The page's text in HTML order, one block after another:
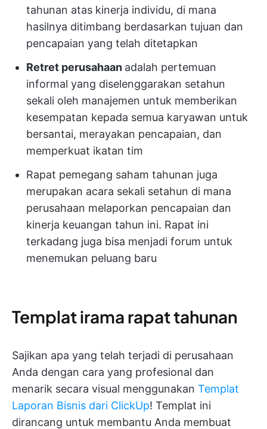
tahunan atas kinerja individu, di mana
hasilnya ditimbang berdasarkan tujuan dan
pencapaian yang telah ditetapkan
Retret perusahaan adalah pertemuan
informal yang diselenggarakan setahun
sekali oleh manajemen untuk memberikan
kesempatan kepada semua karyawan untuk
bersantai, merayakan pencapaian, dan
memperkuat ikatan tim
Rapat pemegang saham tahunan juga
merupakan acara sekali setahun di mana
perusahaan melaporkan pencapaian dan
kinerja keuangan tahun ini. Rapat ini
terkadang juga bisa menjadi forum untuk
menemukan peluang baru
Templat irama rapat tahunan
Sajikan apa yang telah terjadi di perusahaan
Anda dengan cara yang profesional dan
menarik secara visual menggunakan Templat
Laporan Bisnis dari ClickUp! Templat ini
dirancang untuk membantu Anda membuat